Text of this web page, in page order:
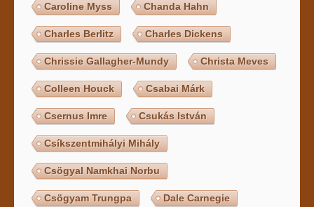
Caroline Myss Chanda Hahn
Charles Berlitz Charles Dickens
Chrissie Gallagher-Mundy Christa Meves
Colleen Houck Csabai Márk
Csernus Imre Csukás István
Csíkszentmihályi Mihály
Csögyal Namkhai Norbu
Csögyam Trungpa Dale Carnegie